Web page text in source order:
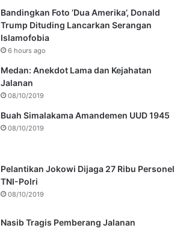
Bandingkan Foto ‘Dua Amerika’, Donald
Trump Dituding Lancarkan Serangan
Islamofobia
6 hours ago
Medan: Anekdot Lama dan Kejahatan
Jalanan
08/10/2019
Buah Simalakama Amandemen UUD 1945
08/10/2019
Pelantikan Jokowi Dijaga 27 Ribu Personel
TNI-Polri
08/10/2019
Nasib Tragis Pemberang Jalanan